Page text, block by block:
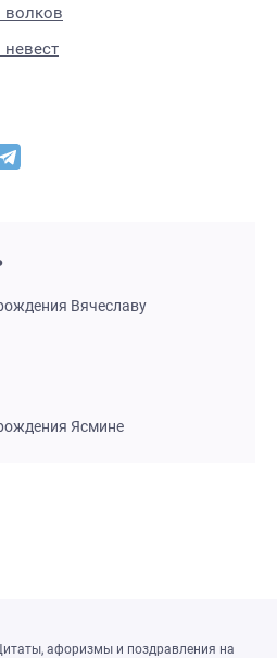
волков
Вячеславу
Ясмине
афоризмы и поздравления на